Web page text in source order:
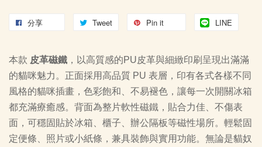
分享 Tweet Pin it LINE
本款 皮革磁鐵 ，以高質感的PU皮革與細緻印刷呈現出滿滿
的貓咪魅力。正面採用高品質 PU 表層，印有各式各樣不同
風格的貓咪插畫，色彩飽和、不易褪色，讓每一次開關冰箱
都充滿療癒感。背面為整片軟性磁鐵，貼合力佳、不傷表
面，可穩固貼於冰箱、櫃子、辦公隔板等磁性場所。輕鬆固
定便條、照片或小紙條，兼具裝飾與實用功能。無論是貓奴